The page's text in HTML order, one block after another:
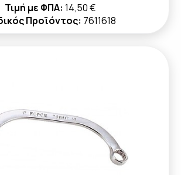
Τιμή με ΦΠΑ: 14,50 €
Προϊόντος: 7611618